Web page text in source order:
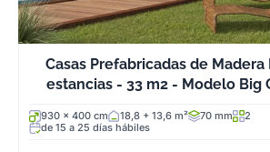
Casas Prefabricadas de
estancias - 33 m2 - Modelo Big
930 x 400 cm 18,8 + 13,6 m² 70 mm
2
de 15 a 25 días hábiles